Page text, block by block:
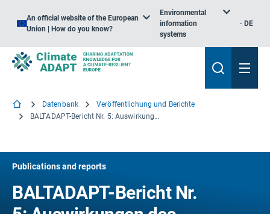
An official website of the European
Union | How do you know?
Environmental
information
systems
DE
Datenbank
Veröffentlichung und Berichte
BALTADAPT-Bericht Nr. 5: Auswirkungen des Klimawandels auf die Infrastruktur im Ostseeraum
Publications and reports
BALTADAPT-Bericht Nr.